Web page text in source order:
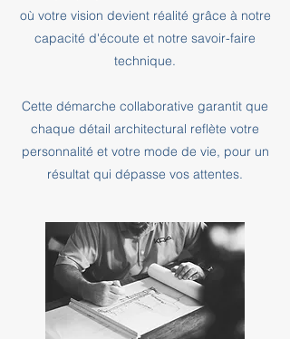
où votre vision devient réalité grâce à notre
capacité d'écoute et notre savoir-faire
technique.
Cette démarche collaborative garantit que
chaque détail architectural reflète votre
personnalité et votre mode de vie, pour un
résultat qui dépasse vos attentes.